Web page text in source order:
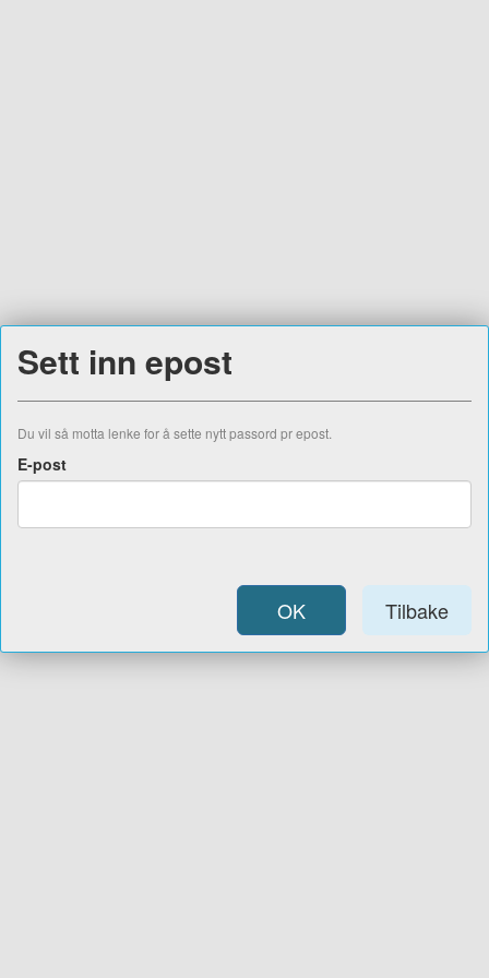
Sett inn epost
Du vil så motta lenke for å sette nytt passord pr epost.
E-post
OK Tilbake